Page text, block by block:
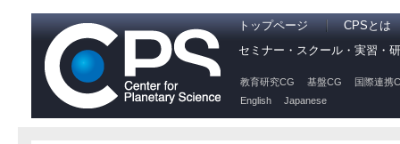
トップページ
CPSとは
セミナー・スクール・実習・
教育研究CG 基盤CG
国際連携
English
Japanese